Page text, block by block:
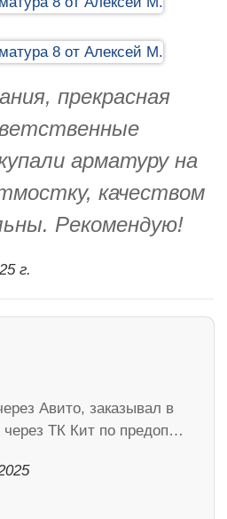
прекрасная
арматуру на
качеством
Рекомендую!
г.
Авито, заказывал в
ТК Кит по предоп…